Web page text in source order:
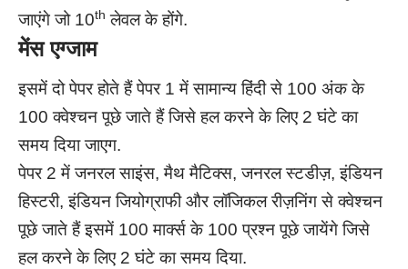
जाएंगे जो 10th लेवल के होंगे.
मेंस एग्जाम
इसमें दो पेपर होते हैं पेपर 1 में सामान्य हिंदी से 100 अंक के
100 क्वेश्चन पूछे जाते हैं जिसे हल करने के लिए 2 घंटे का
समय दिया जाएग.
पेपर 2 में जनरल साइंस, मैथ मैटिक्स, जनरल स्टडीज़, इंडियन
हिस्टरी, इंडियन जियोग्राफी और लॉजिकल रीज़निंग से क्वेश्चन
पूछे जाते हैं इसमें 100 मार्क्स के 100 प्रश्न पूछे जायेंगे जिसे
हल करने के लिए 2 घंटे का समय दिया.